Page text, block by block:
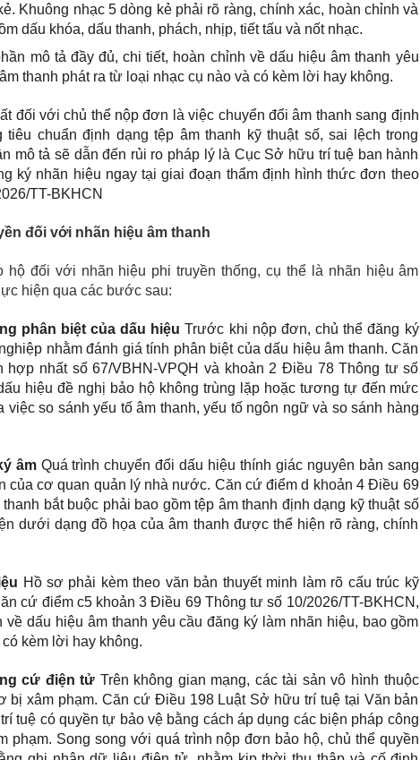
Khuông nhạc 5 dòng kẻ phải rõ ràng, chính xác, hoàn chỉnh và
dấu khóa, dấu thanh, phách, nhịp, tiết tấu và nốt nhạc.
mô tả đầy đủ, chi tiết, hoàn chỉnh về dấu hiệu âm thanh yêu
thanh phát ra từ loại nhạc cụ nào và có kèm lời hay không.
đối với chủ thể nộp đơn là việc chuyển đổi âm thanh sang định
chuẩn định dạng tệp âm thanh kỹ thuật số, sai lệch trong
mô tả sẽ dẫn đến rủi ro pháp lý là Cục Sở hữu trí tuệ ban hành
ký nhãn hiệu ngay tại giai đoạn thẩm định hình thức đơn theo
TT-BKHCN
đối với nhãn hiệu âm thanh
đối với nhãn hiệu phi truyền thống, cụ thể là nhãn hiệu âm
hiện qua các bước sau:
phân biệt của dấu hiệu Trước khi nộp đơn, chủ thể đăng ký
nhằm đánh giá tính phân biệt của dấu hiệu âm thanh. Căn
nhất số 67/VBHN-VPQH và khoản 2 Điều 78 Thông tư số
hiệu đề nghị bảo hộ không trùng lặp hoặc tương tự đến mức
so sánh yếu tố âm thanh, yếu tố ngôn ngữ và so sánh hàng
âmQuá trình chuyển đổi dấu hiệu thính giác nguyên bản sang
của cơ quan quản lý nhà nước. Căn cứ điểm d khoản 4 Điều 69
bắt buộc phải bao gồm tệp âm thanh định dạng kỹ thuật số
dưới dạng đồ họa của âm thanh được thể hiện rõ ràng, chính
Hồ sơ phải kèm theo văn bản thuyết minh làm rõ cấu trúc kỹ
cứ điểm c5 khoản 3 Điều 69 Thông tư số 10/2026/TT-BKHCN,
dấu hiệu âm thanh yêu cầu đăng ký làm nhãn hiệu, bao gồm
kèm lời hay không.
cứ điện tử Trên không gian mạng, các tài sản vô hình thuộc
xâm phạm. Căn cứ Điều 198 Luật Sở hữu trí tuệ tại Văn bản
tuệ có quyền tự bảo vệ bằng cách áp dụng các biện pháp công
phạm. Song song với quá trình nộp đơn bảo hộ, chủ thể quyền